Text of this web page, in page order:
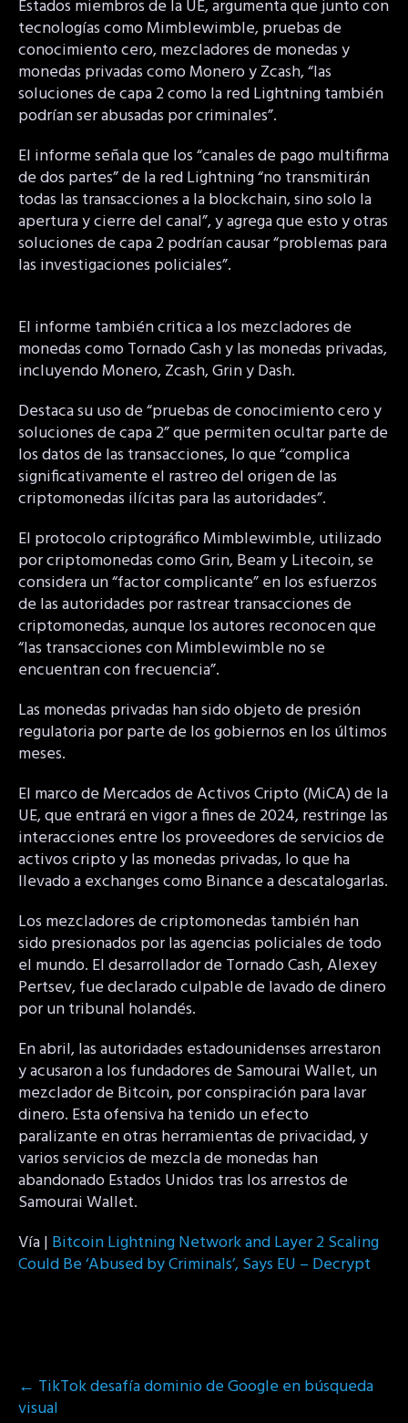
Estados miembros de la UE, argumenta que junto con
tecnologías como Mimblewimble, pruebas de
conocimiento cero, mezcladores de monedas y
monedas privadas como Monero y Zcash, “las
soluciones de capa 2 como la red Lightning también
podrían ser abusadas por criminales”.
El informe señala que los “canales de pago multifirma
de dos partes” de la red Lightning “no transmitirán
todas las transacciones a la blockchain, sino solo la
apertura y cierre del canal”, y agrega que esto y otras
soluciones de capa 2 podrían causar “problemas para
las investigaciones policiales”.
El informe también critica a los mezcladores de
monedas como Tornado Cash y las monedas privadas,
incluyendo Monero, Zcash, Grin y Dash.
Destaca su uso de “pruebas de conocimiento cero y
soluciones de capa 2” que permiten ocultar parte de
los datos de las transacciones, lo que “complica
significativamente el rastreo del origen de las
criptomonedas ilícitas para las autoridades”.
El protocolo criptográfico Mimblewimble, utilizado
por criptomonedas como Grin, Beam y Litecoin, se
considera un “factor complicante” en los esfuerzos
de las autoridades por rastrear transacciones de
criptomonedas, aunque los autores reconocen que
“las transacciones con Mimblewimble no se
encuentran con frecuencia”.
Las monedas privadas han sido objeto de presión
regulatoria por parte de los gobiernos en los últimos
meses.
El marco de Mercados de Activos Cripto (MiCA) de la
UE, que entrará en vigor a fines de 2024, restringe las
interacciones entre los proveedores de servicios de
activos cripto y las monedas privadas, lo que ha
llevado a exchanges como Binance a descatalogarlas.
Los mezcladores de criptomonedas también han
sido presionados por las agencias policiales de todo
el mundo. El desarrollador de Tornado Cash, Alexey
Pertsev, fue declarado culpable de lavado de dinero
por un tribunal holandés.
En abril, las autoridades estadounidenses arrestaron
y acusaron a los fundadores de Samourai Wallet, un
mezclador de Bitcoin, por conspiración para lavar
dinero. Esta ofensiva ha tenido un efecto
paralizante en otras herramientas de privacidad, y
varios servicios de mezcla de monedas han
abandonado Estados Unidos tras los arrestos de
Samourai Wallet.
Vía | Bitcoin Lightning Network and Layer 2 Scaling
Could Be ‘Abused by Criminals’, Says EU – Decrypt
Post
navigation
← TikTok desafía dominio de Google en búsqueda
visual